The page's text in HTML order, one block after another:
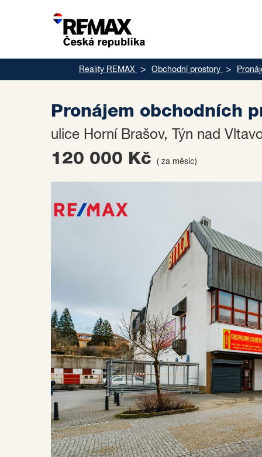
Reality REMAX Obchodní prostory
Pronájem obchodních
ulice Horní Brašov, Týn nad
120 000 Kč ( za měsíc)